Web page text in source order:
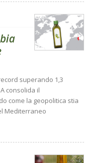
superando 1,3
consolida il
come la geopolitica stia
Mediterraneo